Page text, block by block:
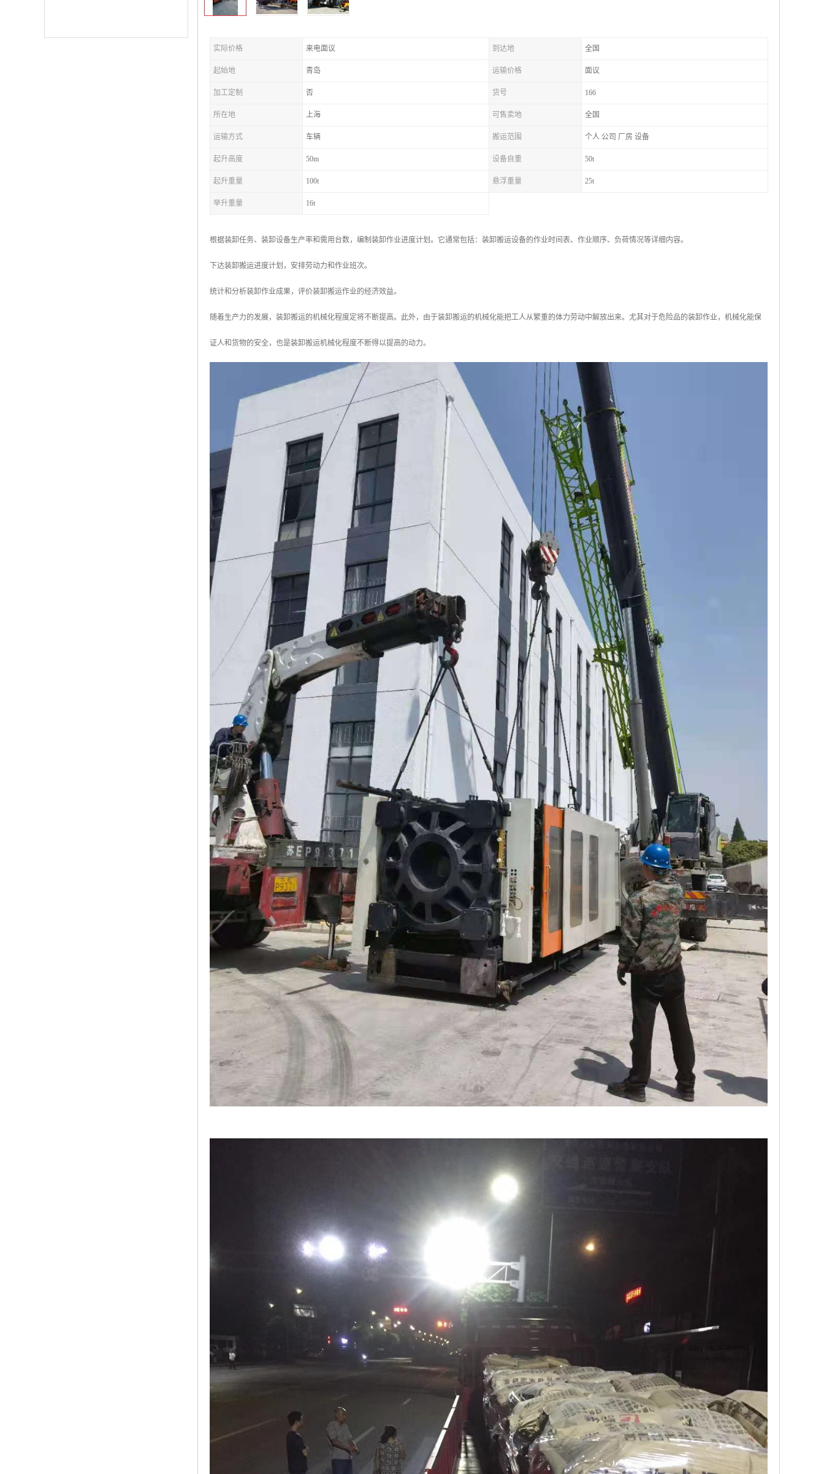
实际价格 来电面议 到达地 全国
起始地 青岛 运输价格 面议
加工定制 否 货号 166
所在地 上海 可售卖地 全国
运输方式 车辆 搬运范围 个人 公司 厂房 设备
起升高度 50m 设备自重 50t
起升重量 100t 悬浮重量 25t
举升重量 16t
根据装卸任务、装卸设备生产率和需用台数，编制装卸作业进度计划。它通常包括：装卸搬运设备的作业时间表、作业顺序、负荷情况等详细内容。
下达装卸搬运进度计划，安排劳动力和作业班次。
统计和分析装卸作业成果，评价装卸搬运作业的经济效益。
随着生产力的发展，装卸搬运的机械化程度定将不断提高。此外，由于装卸搬运的机械化能把工人从繁重的体力劳动中解放出来。尤其对于危险品的装卸作业，机械化能保
证人和货物的安全，也是装卸搬运机械化程度不断得以提高的动力。